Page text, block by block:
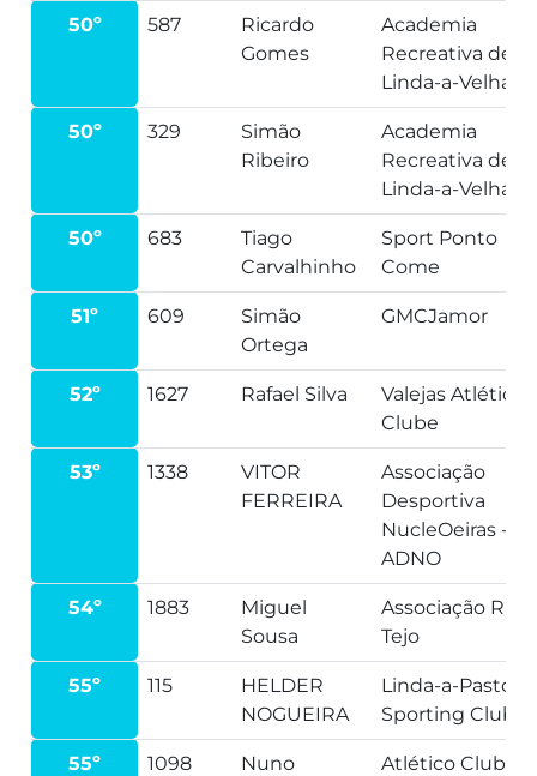
50º 587
Ricardo
Gomes
Academia
Recreativa de
Linda-a-Velha
50º 329
Simão
Ribeiro
Academia
Recreativa de
Linda-a-Velha
50º 683
Tiago
Carvalhinho
Sport Ponto
Come
51º 609
Simão
Ortega
GMCJamor
52º 1627 Rafael Silva
Valejas Atlético
Clube
53º 1338
VITOR
FERREIRA
Associação
Desportiva
NucleOeiras -
ADNO
54º 1883
Miguel
Sousa
Associação Run
Tejo
55º 115
HELDER
NOGUEIRA
Linda-a-Pastora
Sporting Clube
55º 1098
Nuno
Atlético Clube